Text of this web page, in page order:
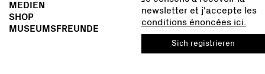
MEDIEN
SHOP
MUSEUMSFREUNDE
newsletter et j'accepte les
conditions énoncées ici.
Sich registrieren